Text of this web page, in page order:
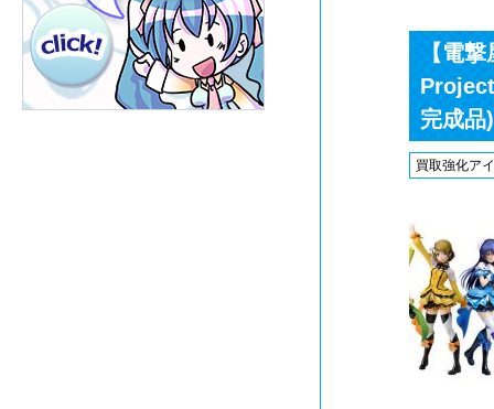
【電
完成品)
買取強化ア